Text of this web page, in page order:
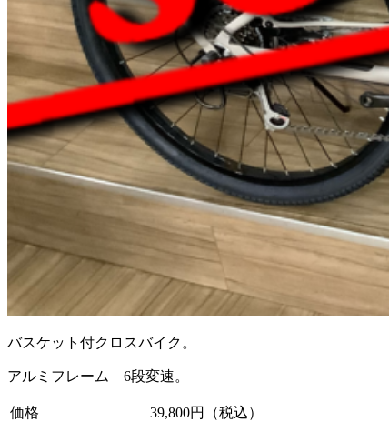
バスケット付クロスバイク。
アルミフレーム 6段変速。
価格
39,800円（税込）